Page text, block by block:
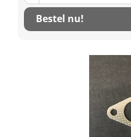
Bestel nu!